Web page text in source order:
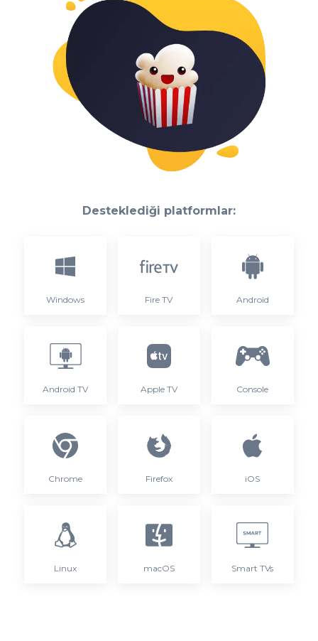
Desteklediği platformlar:
Windows Fire TV Android
Android TV Apple TV Console
Chrome Firefox iOS
Linux macOS Smart TVs